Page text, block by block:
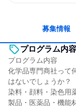
募集情報
プログラム内容
プログラム内容
化学品専門商社って
はないでしょうか？
染料・顔料・染色用
製品・医薬品・機能